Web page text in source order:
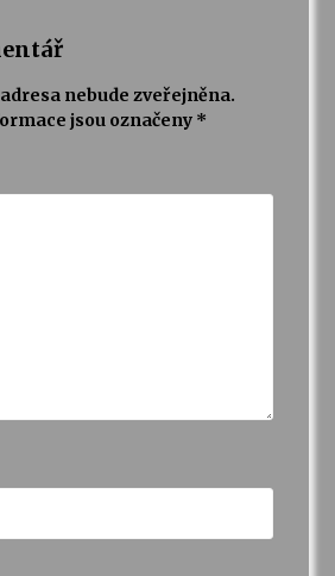
nebude zveřejněna.
jsou označeny *